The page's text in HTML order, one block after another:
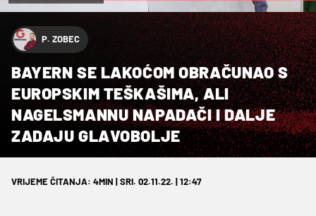
P. ZOBEC
BAYERN SE LAKOĆOM OBRAČUNAO S
EUROPSKIM TEŠKAŠIMA, ALI
NAGELSMANNU NAPADAČI I DALJE
ZADAJU GLAVOBOLJE
VRIJEME ČITANJA: 4MIN | SRI. 02.11.22. | 12:47